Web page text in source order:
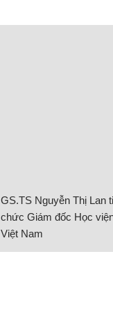
GS.TS Nguyễn Thị Lan
chức Giám đốc Học
Việt Nam